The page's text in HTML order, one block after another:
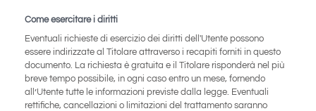
Come esercitare i diritti
Eventuali richieste di esercizio dei diritti dell'Utente possono
essere indirizzate al Titolare attraverso i recapiti forniti in questo
documento. La richiesta è gratuita e il Titolare risponderà nel più
breve tempo possibile, in ogni caso entro un mese, fornendo
all’Utente tutte le informazioni previste dalla legge. Eventuali
rettifiche, cancellazioni o limitazioni del trattamento saranno